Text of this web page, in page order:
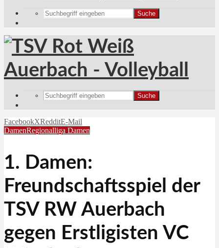
Suche
Suche
FacebookXRedditE-Mail
DamenRegionalliga Damen
1. Damen:
Freundschaftsspiel der
TSV RW Auerbach
gegen Erstligisten VC